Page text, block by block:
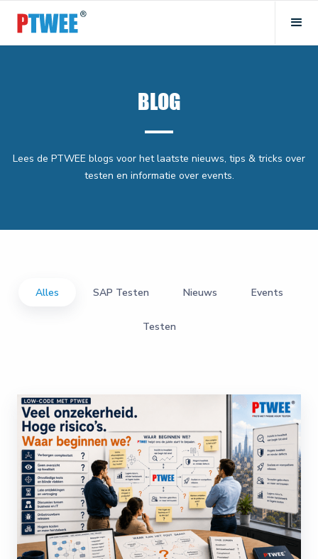
BLOG
Lees de PTWEE blogs voor het laatste nieuws, tips & tricks over
testen en informatie over events.
Alles SAP Testen Nieuws Events
Testen